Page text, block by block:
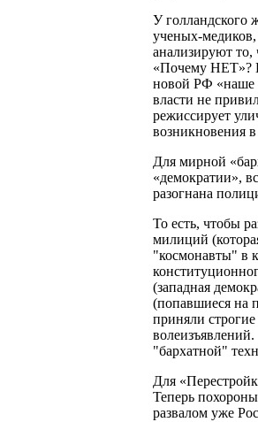
У голландского
ученых-
анализируют то,
«Почему НЕТ»?
новой РФ «наше
власти не
режиссирует
возникновения
Для мирной
«демократии»,
разогнана
То есть, чтобы
милиций
"космонавты" в
(западная
(попавшиеся на
приняли
"бархатной"
Для
Теперь
развалом уже